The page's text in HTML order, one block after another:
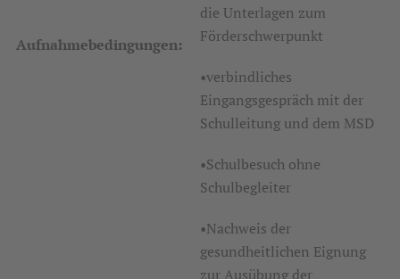
Aufnahmebedingungen:
die Unterlagen zum
Förderschwerpunkt
•verbindliches
Eingangsgespräch mit der
Schulleitung und dem MSD
•Schulbesuch ohne
Schulbegleiter
•Nachweis der
gesundheitlichen Eignung
zur Ausübung der